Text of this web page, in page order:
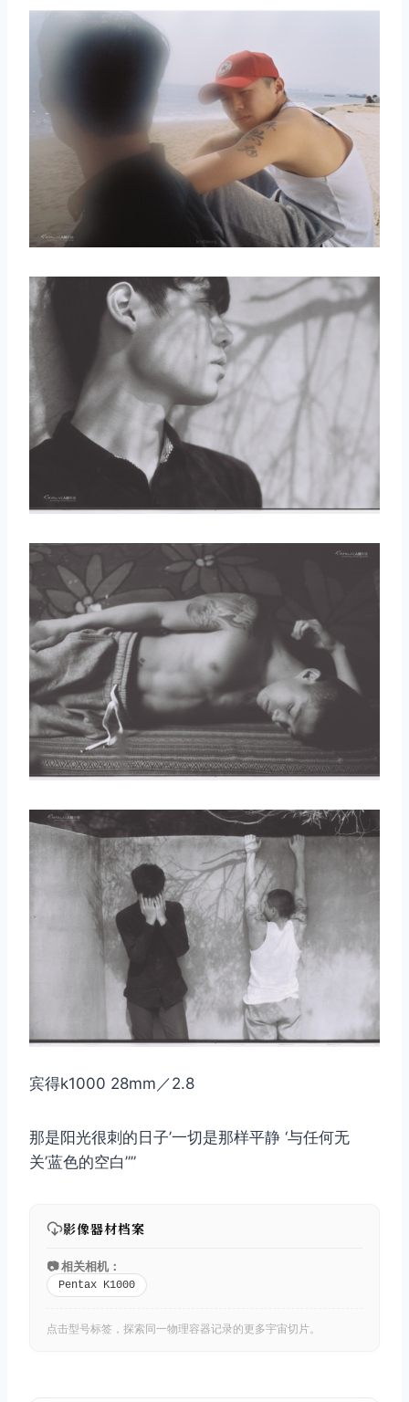
宾得k1000 28mm／2.8
那是阳光很刺的日子’一切是那样平静 ‘与任何无
关’蓝色的空白””
影像器材档案
📷 相关相机：
Pentax K1000
点击型号标签，探索同一物理容器记录的更多宇宙切片。
取消